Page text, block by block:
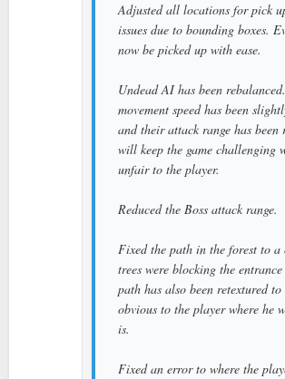
Adjusted all locations for pick
issues due to bounding boxes.
now be picked up with ease.
Undead AI has been
movement speed has been
and their attack range has been
will keep the game challenging
unfair to the player.
Reduced the Boss attack range.
Fixed the path in the forest to a
trees were blocking the
path has also been retextured
obvious to the player where he
is.
Fixed an error to where the